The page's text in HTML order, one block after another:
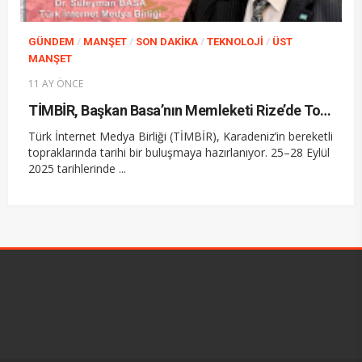
GÜNDEM / MANŞET / SON DAKIKA / TEKNOLOJI / ÜST
MANŞET
11 AY ÖNCE
TİMBİR, Başkan Basa’nın Memleketi Rize’de Toplanıyor
Türk İnternet Medya Birliği (TİMBİR), Karadeniz’in bereketli
topraklarında tarihi bir buluşmaya hazırlanıyor. 25–28 Eylül
2025 tarihlerinde ...